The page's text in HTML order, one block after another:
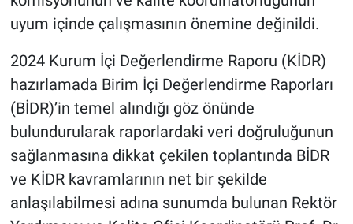
uyum içinde çalışmasının önemine değinildi.
2024 Kurum İçi Değerlendirme Raporu (KİDR)
hazırlamada Birim İçi Değerlendirme Raporları
(BİDR)’in temel alındığı göz önünde
bulundurularak raporlardaki veri doğruluğunun
sağlanmasına dikkat çekilen toplantında BİDR
ve KİDR kavramlarının net bir şekilde
anlaşılabilmesi adına sunumda bulunan Rektör
Asayiş
Kültür - Sanat
Politika
Magazin
Çevre